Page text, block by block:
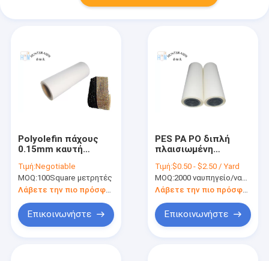
Polyolefin πάχους
0.15mm καυτή
Eco λειωμένων
μετάλλων φιλικό
Τιμή:Negotiable
MOQ:100Square μετρητές
Λάβετε την πιο πρόσφατη τιμή
Επικοινωνήστε
PES PA PO διπλή
πλαισιωμένη
ταινία 0.03MM0.3MM
πολυουρεθάνιου
Τιμή:$0.50 - $2.50 / Yard
MOQ:2000 ναυπηγείο/ναυπηγεία
Επικοινωνήστε